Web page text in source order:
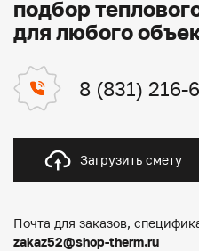
подбор
для любого
8 (831) 216-
Загрузить смету
Почта для заказов,
zakaz52@shop-therm.ru